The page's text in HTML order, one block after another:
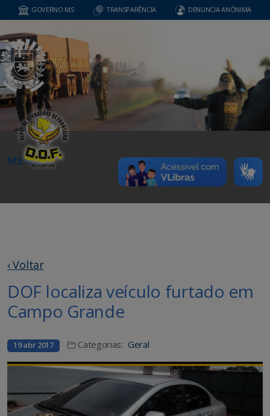
GOVERNO MS TRANSPARÊNCIA DENUNCIA ANÔNIMA
MENU
‹ Voltar
DOF localiza veículo furtado em
Campo Grande
19 abr 2017 Categorias: Geral